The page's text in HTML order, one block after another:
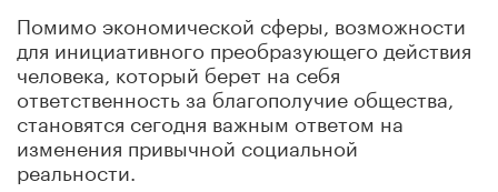
Помимо экономической сферы, возможности
для инициативного преобразующего действия
человека, который берет на себя
ответственность за благополучие общества,
становятся сегодня важным ответом на
изменения привычной социальной
реальности.